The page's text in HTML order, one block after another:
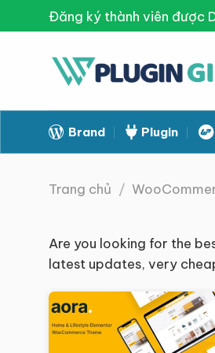
to
Đăng ký thành viên được
Brand Plugin
Trang chủ /
Are you looking for the
latest updates, very
Giảm giá!